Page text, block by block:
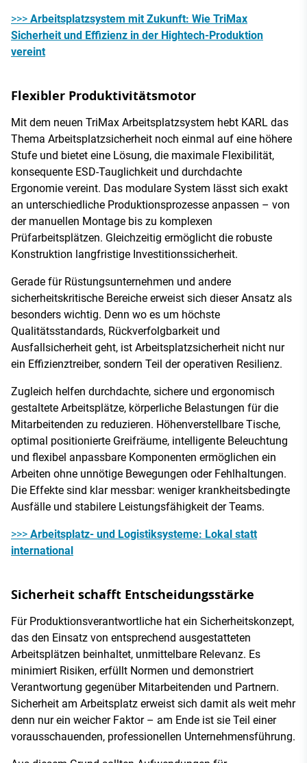
>>> Arbeitsplatzsystem mit Zukunft: Wie TriMax
Sicherheit und Effizienz in der Hightech-Produktion
vereint
Flexibler Produktivitätsmotor
Mit dem neuen TriMax Arbeitsplatzsystem hebt KARL das
Thema Arbeitsplatzsicherheit noch einmal auf eine höhere
Stufe und bietet eine Lösung, die maximale Flexibilität,
konsequente ESD-Tauglichkeit und durchdachte
Ergonomie vereint. Das modulare System lässt sich exakt
an unterschiedliche Produktionsprozesse anpassen – von
der manuellen Montage bis zu komplexen
Prüfarbeitsplätzen. Gleichzeitig ermöglicht die robuste
Konstruktion langfristige Investitionssicherheit.
Gerade für Rüstungsunternehmen und andere
sicherheitskritische Bereiche erweist sich dieser Ansatz als
besonders wichtig. Denn wo es um höchste
Qualitätsstandards, Rückverfolgbarkeit und
Ausfallsicherheit geht, ist Arbeitsplatzsicherheit nicht nur
ein Effizienztreiber, sondern Teil der operativen Resilienz.
Zugleich helfen durchdachte, sichere und ergonomisch
gestaltete Arbeitsplätze, körperliche Belastungen für die
Mitarbeitenden zu reduzieren. Höhenverstellbare Tische,
optimal positionierte Greifräume, intelligente Beleuchtung
und flexibel anpassbare Komponenten ermöglichen ein
Arbeiten ohne unnötige Bewegungen oder Fehlhaltungen.
Die Effekte sind klar messbar: weniger krankheitsbedingte
Ausfälle und stabilere Leistungsfähigkeit der Teams.
>>> Arbeitsplatz- und Logistiksysteme: Lokal statt
international
Sicherheit schafft Entscheidungsstärke
Für Produktionsverantwortliche hat ein Sicherheitskonzept,
das den Einsatz von entsprechend ausgestatteten
Arbeitsplätzen beinhaltet, unmittelbare Relevanz. Es
minimiert Risiken, erfüllt Normen und demonstriert
Verantwortung gegenüber Mitarbeitenden und Partnern.
Sicherheit am Arbeitsplatz erweist sich damit als weit mehr
denn nur ein weicher Faktor – am Ende ist sie Teil einer
vorausschauenden, professionellen Unternehmensführung.